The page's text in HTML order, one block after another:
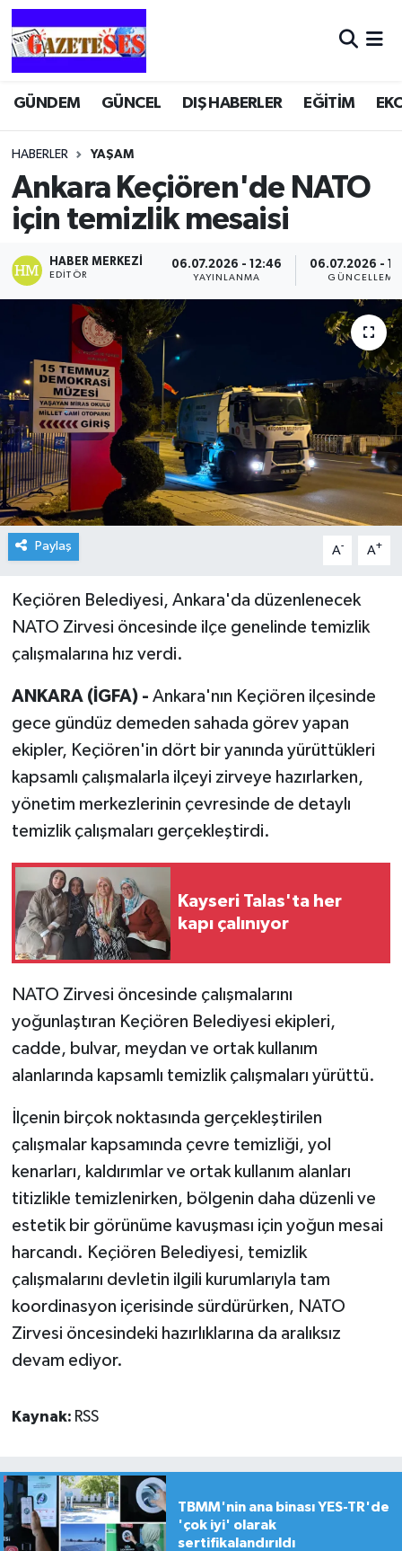
GÜNDEM GÜNCEL DIŞ HABERLER EĞİTİM
HABERLER YAŞAM
Ankara Keçiören'de NATO
için temizlik mesaisi
HABER MERKEZI
EDITÖR
06.07.2026 - 12:46
YAYINLANMA
06.07.2026 -
GÜNCELLEME
Paylaş A- A+
Keçiören Belediyesi, Ankara'da düzenlenecek
NATO Zirvesi öncesinde ilçe genelinde temizlik
çalışmalarına hız verdi.
ANKARA (İGFA) - Ankara'nın Keçiören ilçesinde
gece gündüz demeden sahada görev yapan
ekipler, Keçiören'in dört bir yanında yürüttükleri
kapsamlı çalışmalarla ilçeyi zirveye hazırlarken,
yönetim merkezlerinin çevresinde de detaylı
temizlik çalışmaları gerçekleştirdi.
Kayseri Talas'ta her
kapı çalınıyor
NATO Zirvesi öncesinde çalışmalarını
yoğunlaştıran Keçiören Belediyesi ekipleri,
cadde, bulvar, meydan ve ortak kullanım
alanlarında kapsamlı temizlik çalışmaları yürüttü.
İlçenin birçok noktasında gerçekleştirilen
çalışmalar kapsamında çevre temizliği, yol
kenarları, kaldırımlar ve ortak kullanım alanları
titizlikle temizlenirken, bölgenin daha düzenli ve
estetik bir görünüme kavuşması için yoğun mesai
harcandı. Keçiören Belediyesi, temizlik
çalışmalarını devletin ilgili kurumlarıyla tam
koordinasyon içerisinde sürdürürken, NATO
Zirvesi öncesindeki hazırlıklarına da aralıksız
devam ediyor.
Kaynak: RSS
TBMM'nin ana binası YES-TR'de
'çok iyi' olarak
sertifikalandırıldı